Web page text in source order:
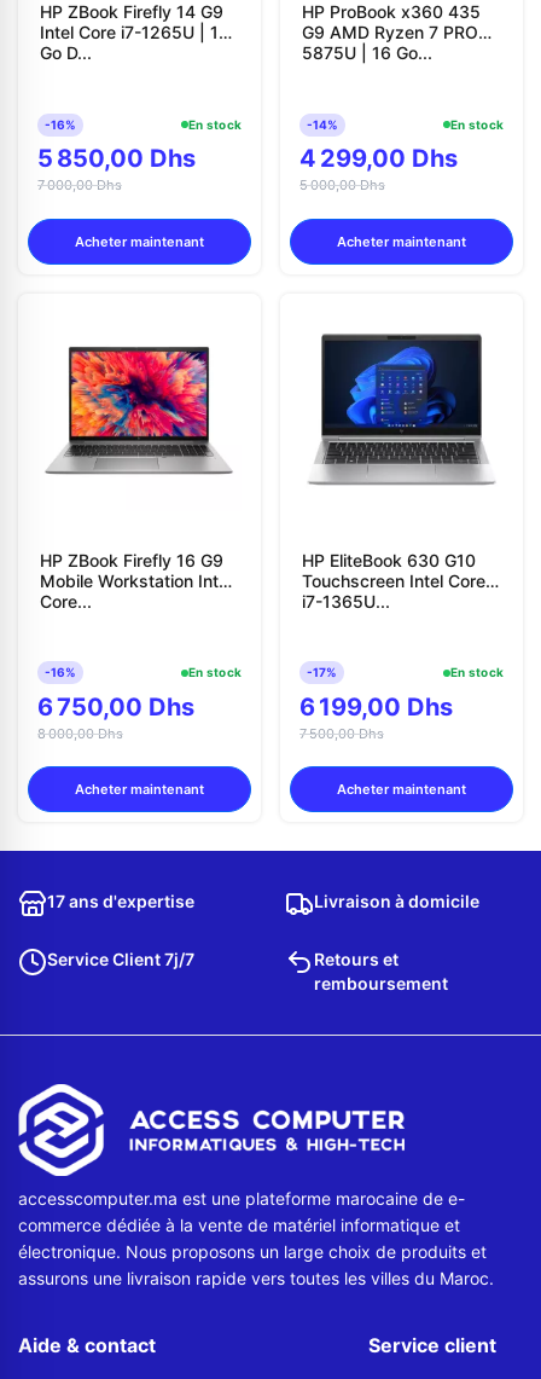
HP ZBook Firefly 14 G9
Intel Core i7-1265U | 16
Go D...
-16% En stock
5 850,00 Dhs
7 000,00 Dhs
Acheter maintenant
HP ProBook x360 435
G9 AMD Ryzen 7 PRO
5875U | 16 Go...
-14% En stock
4 299,00 Dhs
5 000,00 Dhs
Acheter maintenant
HP ZBook Firefly 16 G9
Mobile Workstation Intel
Core...
-16% En stock
6 750,00 Dhs
8 000,00 Dhs
Acheter maintenant
HP EliteBook 630 G10
Touchscreen Intel Core
i7-1365U...
-17% En stock
6 199,00 Dhs
7 500,00 Dhs
Acheter maintenant
17 ans d'expertise Livraison à domicile
Service Client 7j/7
Retours et
remboursement
accesscomputer.ma est une plateforme marocaine de e-
commerce dédiée à la vente de matériel informatique et
électronique. Nous proposons un large choix de produits et
assurons une livraison rapide vers toutes les villes du Maroc.
Aide & contact Service client